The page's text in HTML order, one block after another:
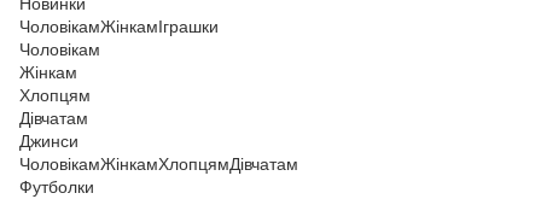
ЧоловікамЖінкамІграшки
Чоловікам
Жінкам
Хлопцям
Дівчатам
Джинси
ЧоловікамЖінкамХлопцямДівчатам
Футболки